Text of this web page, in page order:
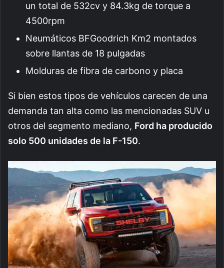
un total de 532cv y 84.3kg de torque a
4500rpm
Neumáticos BFGoodrich Km2 montados
sobre llantas de 18 pulgadas
Molduras de fibra de carbono y placa
Si bien estos tipos de vehículos carecen de una
demanda tan alta como las mencionadas SUV u
otros del segmento mediano, Ford ha producido
solo 500 unidades de la F-150.